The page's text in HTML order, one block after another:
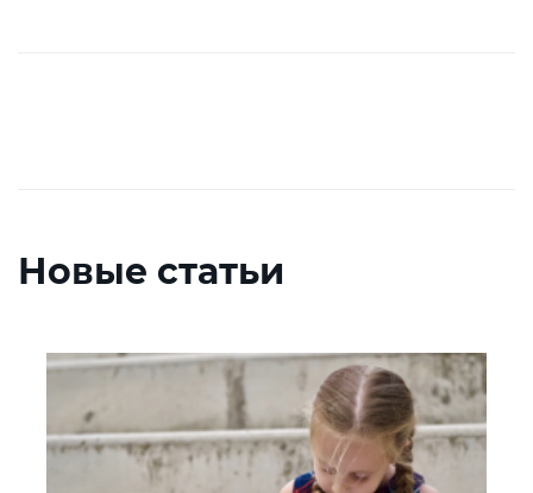
Новые статьи